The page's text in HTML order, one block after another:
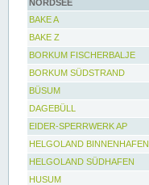
NORDSEE
BAKE A
BAKE Z
BORKUM FISCHERBALJE
BORKUM SÜDSTRAND
BÜSUM
DAGEBÜLL
EIDER-SPERRWERK AP
HELGOLAND BINNENHAFEN
HELGOLAND SÜDHAFEN
HUSUM